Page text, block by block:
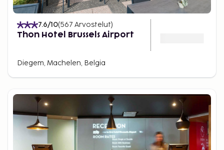
7.6/10(567 Arvostelut)
Thon Hotel Brussels Airport
Diegem, Machelen, Belgia